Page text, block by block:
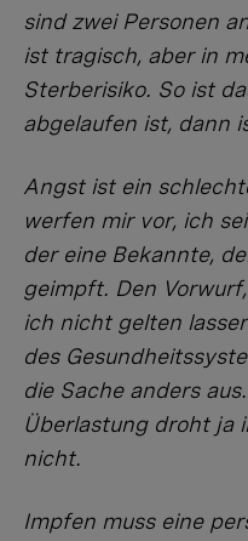
sind zwei Personen
ist tragisch, aber in
Sterberisiko. So ist
abgelaufen ist, dann
Angst ist ein
werfen mir vor, ich
der eine Bekannte,
geimpft. Den
ich nicht gelten
des
die Sache anders
Überlastung droht ja
nicht.
Impfen muss eine